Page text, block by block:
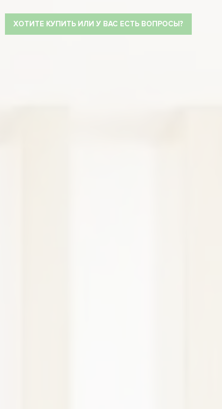
ХОТИТЕ КУПИТЬ ИЛИ У ВАС ЕСТЬ ВОПРОСЫ?